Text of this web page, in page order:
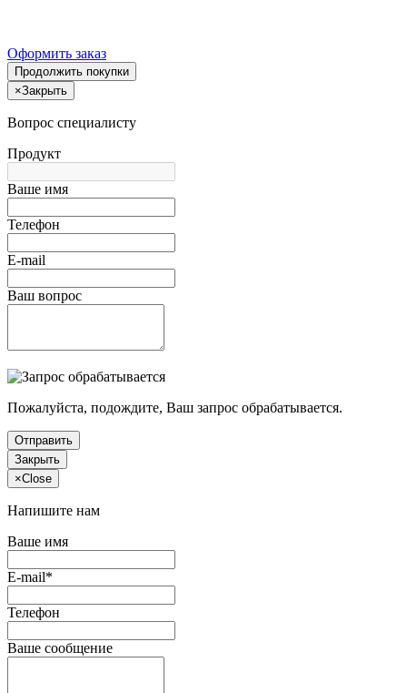
Оформить заказ
Продолжить покупки
×Закрыть
Вопрос специалисту
Продукт
Ваше имя
Телефон
E-mail
Ваш вопрос
Пожалуйста, подождите, Ваш запрос обрабатывается.
Отправить
Закрыть
×Close
Напишите нам
Ваше имя
E-mail*
Телефон
Ваше сообщение